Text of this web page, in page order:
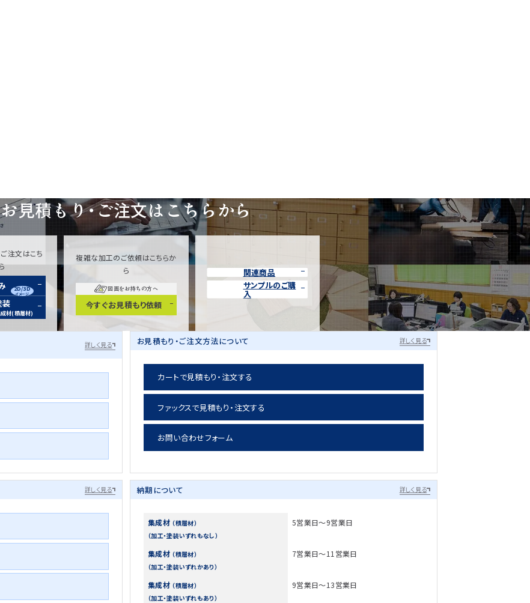
お見積もり・ご注文はこちらから
注文はこち
装
材(積層材)
2D/3D
イメージ
複雑な加工のご依頼はこちらか
ら
図面をお持ちの方へ
今すぐお見積もり依頼
関連商品
サンプルのご購
入
詳しく見る お見積もり・ご注文方法について 詳しく見る
カートで見積もり・注文する
ファックスで見積もり・注文する
お問い合わせフォーム
詳しく見る 納期について 詳しく見る
集成材 （積層材）
（加工・塗装いずれもなし）
5営業日～9営業日
集成材 （積層材）
（加工・塗装いずれかあり）
7営業日～11営業日
集成材 （積層材）
（加工・塗装いずれもあり）
9営業日～13営業日